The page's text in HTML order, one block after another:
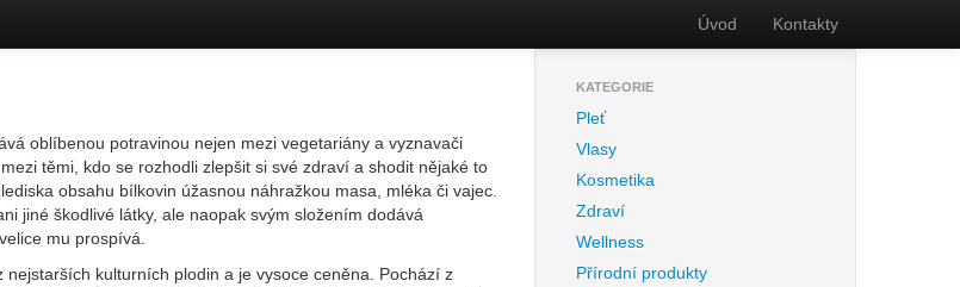
Úvod Kontakty
oblíbenou potravinou nejen mezi vegetariány a vyznavači
těmi, kdo se rozhodli zlepšit si své zdraví a shodit nějaké to
obsahu bílkovin úžasnou náhražkou masa, mléka či vajec.
jiné škodlivé látky, ale naopak svým složením dodává
mu prospívá.
nejstarších kulturních plodin a je vysoce ceněna. Pochází z
KATEGORIE
Pleť
Vlasy
Kosmetika
Zdraví
Wellness
Přírodní produkty